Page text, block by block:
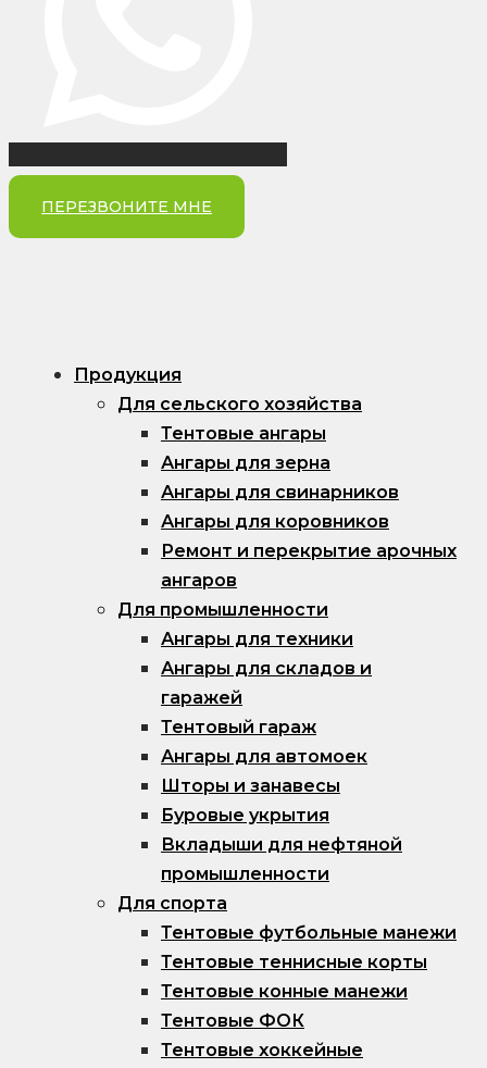
ПЕРЕЗВОНИТЕ МНЕ
Продукция
Для сельского хозяйства
Тентовые ангары
Ангары для зерна
Ангары для свинарников
Ангары для коровников
Ремонт и перекрытие арочных
ангаров
Для промышленности
Ангары для техники
Ангары для складов и
гаражей
Тентовый гараж
Ангары для автомоек
Шторы и занавесы
Буровые укрытия
Вкладыши для нефтяной
промышленности
Для спорта
Тентовые футбольные манежи
Тентовые теннисные корты
Тентовые конные манежи
Тентовые ФОК
Тентовые хоккейные